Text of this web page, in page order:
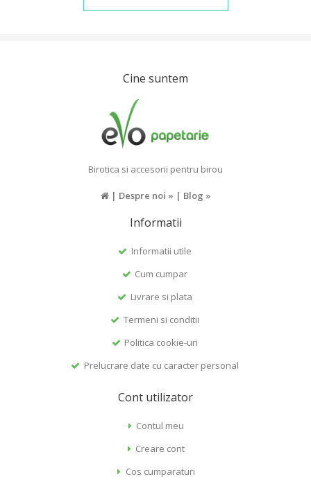
Cine suntem
Birotica si accesorii pentru birou
| Despre noi » | Blog »
Informatii
Informatii utile
Cum cumpar
Livrare si plata
Termeni si conditii
Politica cookie-uri
Prelucrare date cu caracter personal
Cont utilizator
Contul meu
Creare cont
Cos cumparaturi